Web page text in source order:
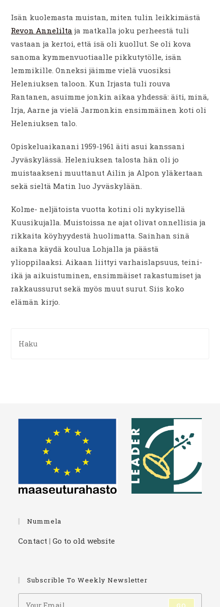
Isän kuolemasta muistan, miten tulin leikkimästä
Revon Annelilta ja matkalla joku perheestä tuli
vastaan ja kertoi, että isä oli kuollut. Se oli kova
sanoma kymmenvuotiaalle pikkutytölle, isän
lemmikille. Onneksi jäimme vielä vuosiksi
Heleniuksen taloon. Kun Irjasta tuli rouva
Rantanen, asuimme jonkin aikaa yhdessä: äiti, minä,
Irja, Aarne ja vielä Jarmonkin ensimmäinen koti oli
Heleniuksen talo.
Opiskeluaikanani 1959-1961 äiti asui kanssani
Jyväskylässä. Heleniuksen talosta hän oli jo
muistaakseni muuttanut Ailin ja Alpon yläkertaan
sekä sieltä Matin luo Jyväskylään.
Kolme- neljätoista vuotta kotini oli nykyisellä
Kuusikujalla. Muistoissa ne ajat olivat onnellisia ja
rikkaita köyhyydestä huolimatta. Sainhan sinä
aikana käydä koulua Lohjalla ja päästä
ylioppilaaksi. Aikaan liittyi varhaislapsuus, teini-
ikä ja aikuistuminen, ensimmäiset rakastumiset ja
rakkaussurut sekä myös muut surut. Siis koko
elämän kirjo.
Nummela
Contact |Go to old website
Subscrible To Weekly Newsletter
GO